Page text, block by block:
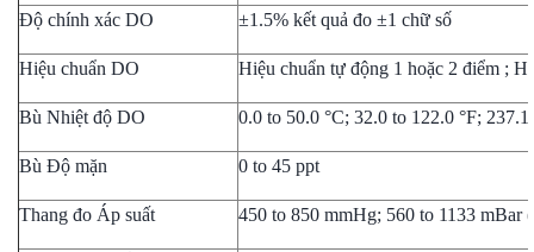
Độ chính xác DO ±1.5% kết quả đo ±1 chữ số
Hiệu chuẩn DO Hiệu chuẩn tự động 1 hoặc 2 điểm ;
Bù Nhiệt độ DO 0.0 to 50.0 °C; 32.0 to 122.0 °F;
Bù Độ mặn 0 to 45 ppt
Thang đo Áp suất 450 to 850 mmHg; 560 to 1133 mBar